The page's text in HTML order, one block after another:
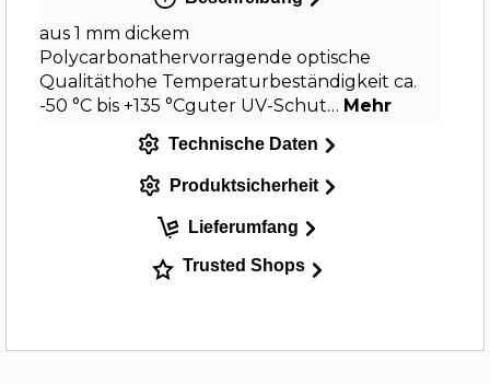
aus 1 mm dickem
Polycarbonathervorragende optische
Qualitäthohe Temperaturbeständigkeit ca.
-50 °C bis +135 °Cguter UV-Schut… Mehr
Technische Daten
Produktsicherheit
Lieferumfang
Trusted Shops